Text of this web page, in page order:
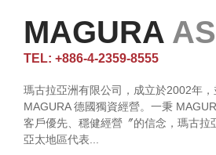
MAGURA
TEL: +886-4-2359-8555
瑪古拉亞洲有限公司，成立於2002年
MAGURA 德國獨資經營。一秉
客戶優先、穩健經營〞的信念，瑪古拉
亞太地區代表...